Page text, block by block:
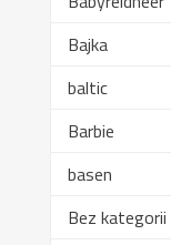
Bajka
baltic
Barbie
basen
Bez kategorii